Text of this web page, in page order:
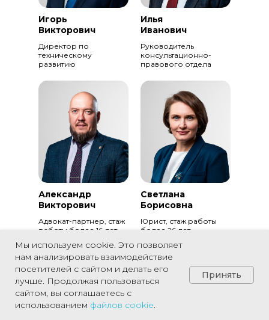
Игорь
Викторович
Директор по
техническому
развитию
Илья
Иванович
Руководитель
консультационно-
правового отдела
Александр
Викторович
Адвокат-партнер, стаж
работы более 16 лет
Светлана
Борисовна
Юрист, стаж работы
более 26 лет
Мы используем cookie. Это позволяет
нам анализировать взаимодействие
посетителей с сайтом и делать его
лучше. Продолжая пользоваться
сайтом, вы соглашаетесь с
использованием файлов cookie.
Принять